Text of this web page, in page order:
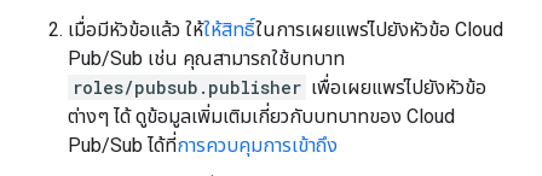
เมื่อมีหัวข้อแล้ว ให้ให้สิทธิ์ในการเผยแพร่ไปยังหัวข้อ Cloud
Pub/Sub เช่น คุณสามารถใช้บทบาท
roles/pubsub.publisher เพื่อเผยแพร่ไปยังหัวข้อ
ต่างๆ ได้ ดูข้อมูลเพิ่มเติมเกี่ยวกับบทบาทของ Cloud
Pub/Sub ได้ที่การควบคุมการเข้าถึง